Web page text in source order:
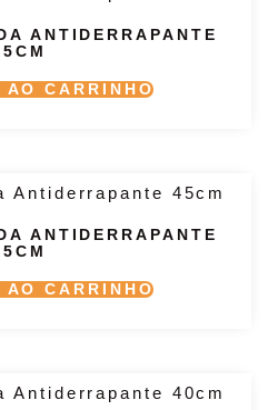
ANTIDERRAPANTE
AO CARRINHO
ANTIDERRAPANTE
AO CARRINHO